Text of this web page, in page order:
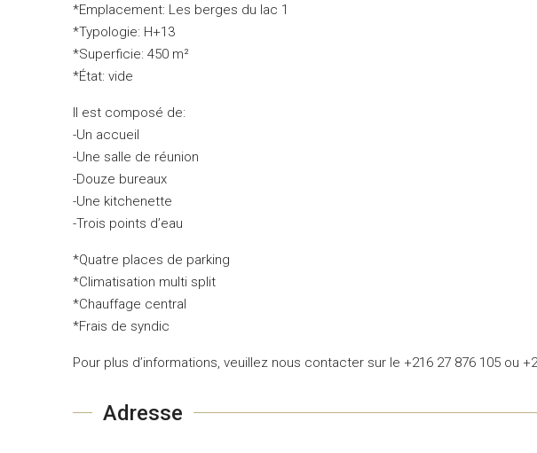
*Emplacement: Les berges du lac 1
*Typologie: H+13
*Superficie: 450 m²
*État: vide
Il est composé de:
-Un accueil
-Une salle de réunion
-Douze bureaux
-Une kitchenette
-Trois points d’eau
*Quatre places de parking
*Climatisation multi split
*Chauffage central
*Frais de syndic
Pour plus d’informations, veuillez nous contacter sur le +216 27 876 105 ou
Adresse